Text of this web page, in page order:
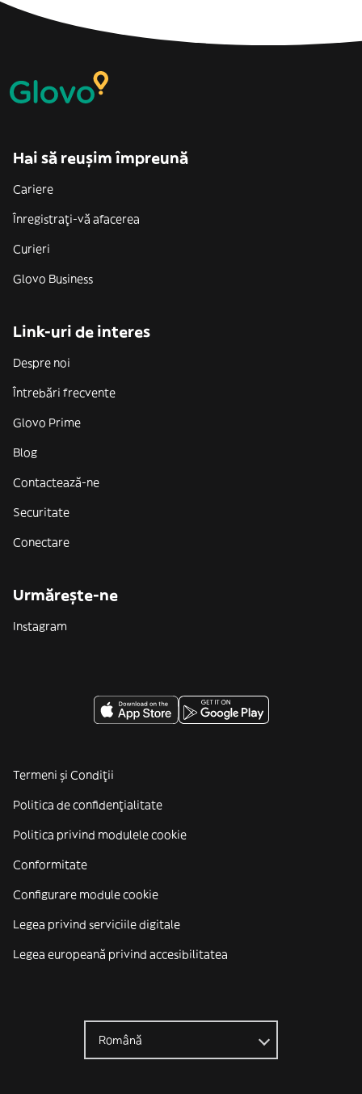
Hai să reușim împreună
Cariere
Înregistrați-vă afacerea
Curieri
Glovo Business
Link-uri de interes
Despre noi
Întrebări frecvente
Glovo Prime
Blog
Contactează-ne
Securitate
Conectare
Urmărește-ne
Instagram
Termeni și Condiții
Politica de confidenţialitate
Politica privind modulele cookie
Conformitate
Configurare module cookie
Legea privind serviciile digitale
Legea europeană privind accesibilitatea